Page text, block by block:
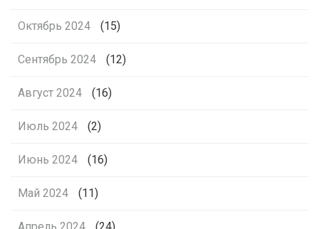
Октябрь 2024 (15)
Сентябрь 2024 (12)
Август 2024 (16)
Июль 2024 (2)
Июнь 2024 (16)
Май 2024 (11)